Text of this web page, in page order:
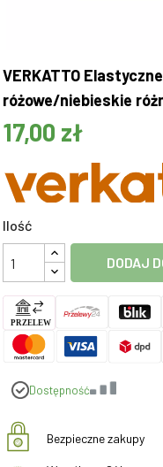
VERKATTO
różowe/niebieskie
17,00 zł
Ilość
DODAJ
Dostępność
Bezpieczne zakupy